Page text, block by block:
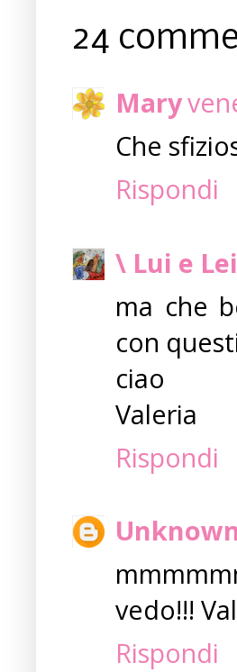
24
Mary
Che
Rispondi
\ Lui e
ma che
con
ciao
Valeria
Rispondi
vedo!!!
Rispondi